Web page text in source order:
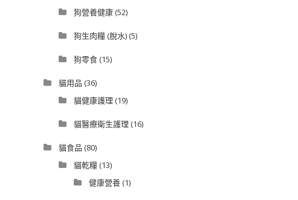
狗營養健康(52)
狗生肉糧 (脫水)(5)
狗零食(15)
貓用品 (36)
貓健康護理 (19)
貓醫療衛生護理 (16)
貓食品 (80)
貓乾糧(13)
健康營養(1)